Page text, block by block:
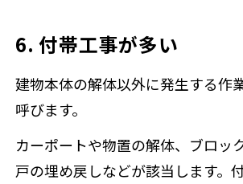
6. 付帯工事が多い
建物本体の解体以外に発生する作
呼びます。
カーポートや物置の解体、ブロッ
戸の埋め戻しなどが該当します。